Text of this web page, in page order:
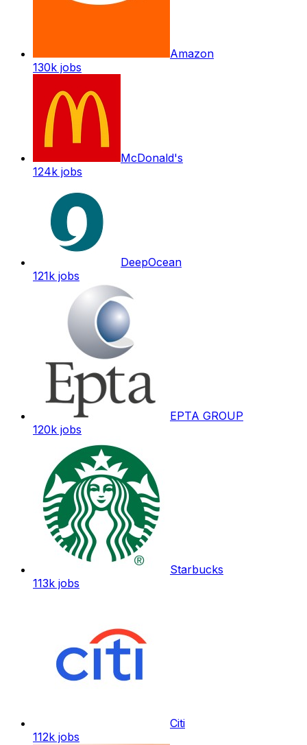
Amazon
130k jobs
McDonald's
124k jobs
DeepOcean
121k jobs
EPTA GROUP
120k jobs
Starbucks
113k jobs
Citi
112k jobs